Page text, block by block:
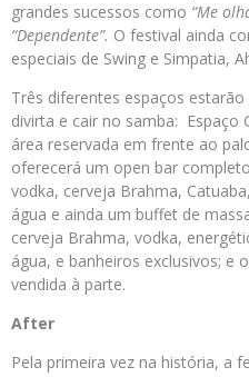
grandes sucessos como “Me
“Dependente”. O festival ainda
especiais de Swing e Simpatia,
Três diferentes espaços
divirta e cair no samba: Espaço
área reservada em frente ao
oferecerá um open bar
vodka, cerveja Brahma,
água e ainda um buffet de
cerveja Brahma, vodka,
água, e banheiros exclusivos; e
vendida à parte.
After
Pela primeira vez na história, a